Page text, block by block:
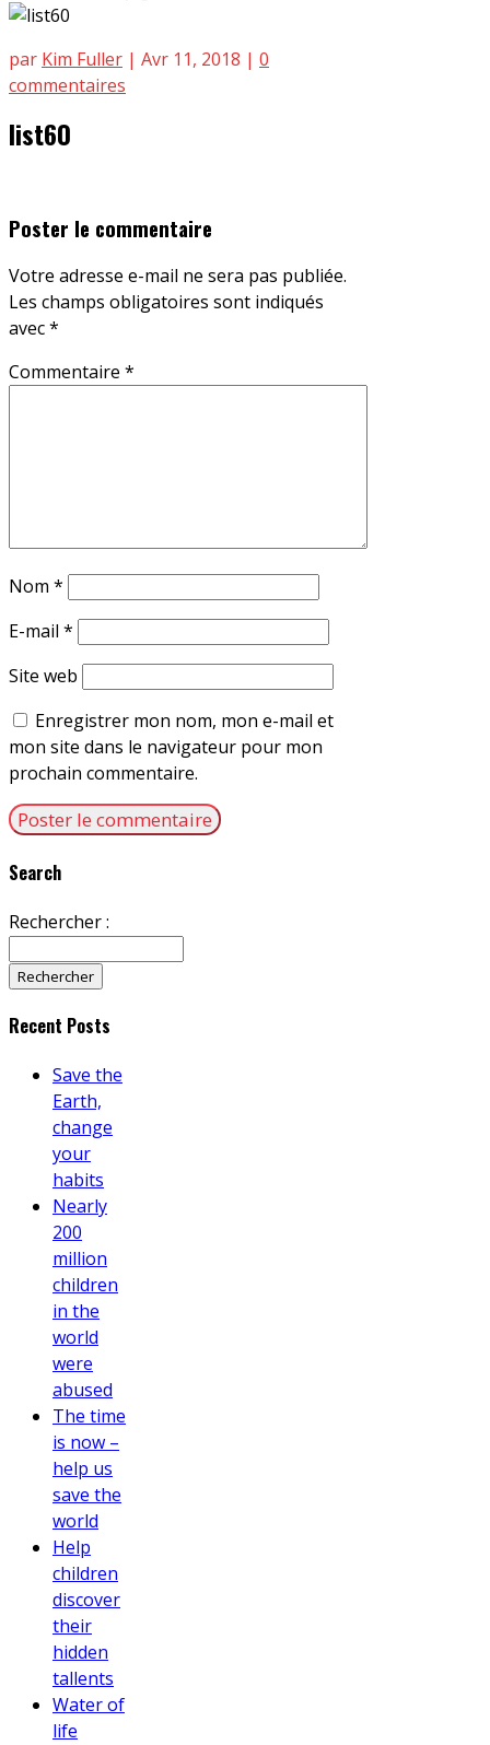
par Kim Fuller | Avr 11, 2018 | 0
commentaires
list60
Poster le commentaire
Votre adresse e-mail ne sera pas publiée.
Les champs obligatoires sont indiqués
avec*
Commentaire *
Nom *
E-mail *
Site web
Enregistrer mon nom, mon e-mail et
mon site dans le navigateur pour mon
prochain commentaire.
Search
Rechercher :
Recent Posts
Save the
Earth,
change
your
habits
Nearly
200
million
children
in the
world
were
abused
The time
is now –
help us
save the
world
Help
children
discover
their
hidden
tallents
Water of
life